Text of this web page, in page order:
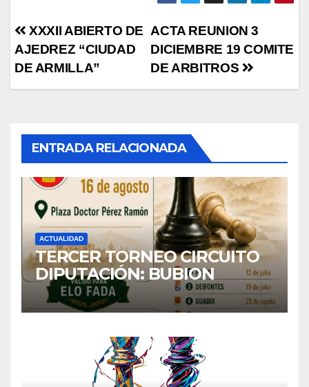
Navegación
de
entradas
ACTA REUNION 3
DICIEMBRE 19 COMITE
DE ARBITROS
XXXII ABIERTO DE
AJEDREZ “CIUDAD
DE ARMILLA”
ENTRADA RELACIONADA
ACTUALIDAD
TERCER TORNEO CIRCUITO
DIPUTACIÓN: BUBION